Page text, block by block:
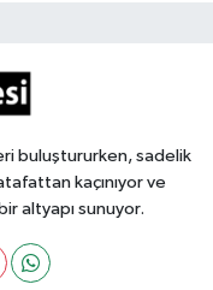
buluştururken, sadelik
kaçınıyor ve
altyapı sunuyor.